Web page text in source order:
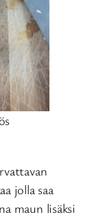
jolla saa
maun lisäksi